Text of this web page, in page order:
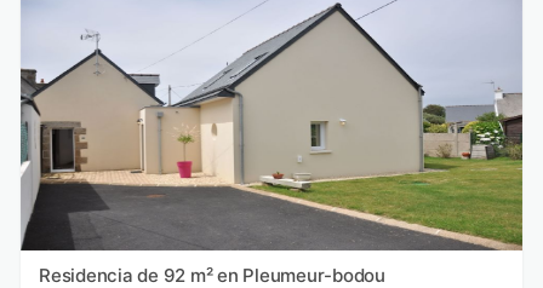
Residencia de 92 m² en Pleumeur-bodou